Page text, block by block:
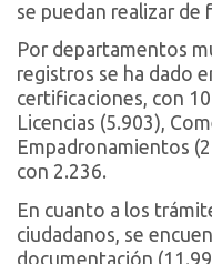
se puedan realizar de
Por departamentos
registros se ha dado
certificaciones, con
Licencias (5.903),
Empadronamientos
con 2.236.
En cuanto a los
ciudadanos, se
documentación